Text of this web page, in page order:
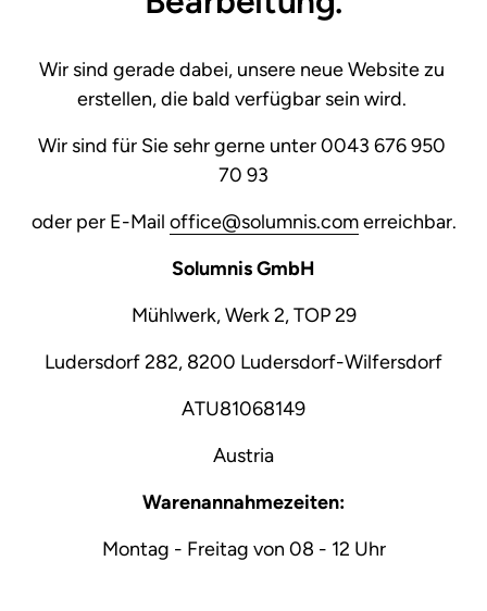
Wir sind gerade dabei, unsere neue Website zu
erstellen, die bald verfügbar sein wird.
Wir sind für Sie sehr gerne unter 0043 676 950
70 93
oder per E-Mail office@solumnis.com erreichbar.
Solumnis GmbH
Mühlwerk, Werk 2, TOP 29
Ludersdorf 282, 8200 Ludersdorf-Wilfersdorf
ATU81068149
Austria
Warenannahmezeiten:
Montag - Freitag von 08 - 12 Uhr